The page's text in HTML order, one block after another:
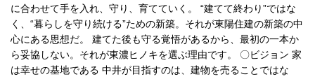
に合わせて手を入れ、守り、育てていく。 “建てて終わり”ではな
く、“暮らしを守り続ける”ための新築。それが東陽住建の新築の中
心にある思想だ。 建てた後も守る覚悟があるから、最初の一本か
ら妥協しない。それが東濃ヒノキを選ぶ理由です。 〇ビジョン 家
は幸せの基地である 中井が目指すのは、建物を売ることではな